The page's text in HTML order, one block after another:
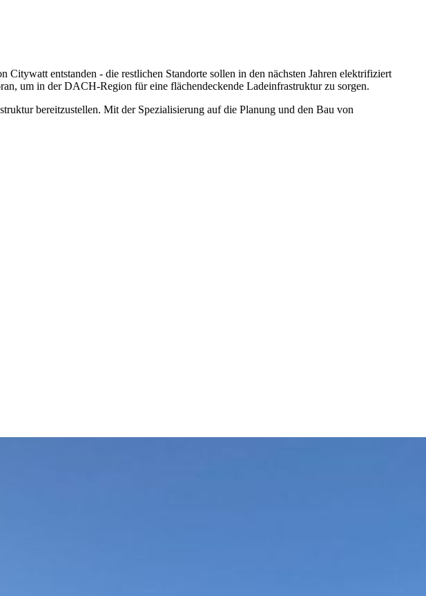
entstanden - die restlichen Standorte sollen in den nächsten Jahren elektrifiziert
um in der DACH-Region für eine flächendeckende Ladeinfrastruktur zu sorgen.
bereitzustellen. Mit der Spezialisierung auf die Planung und den Bau von